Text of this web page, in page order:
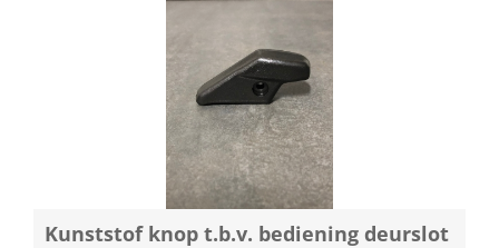
Kunststof knop t.b.v. bediening deurslot